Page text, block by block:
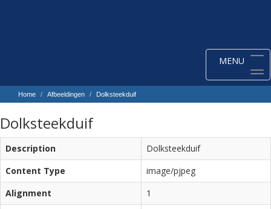
Toggle
navigation
MENU
Home Afbeeldingen Dolksteekduif
Dolksteekduif
Description
Dolksteekduif
Content Type
image/pjpeg
Alignment
1